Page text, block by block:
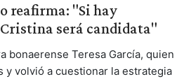
reafirma: "Si hay
será candidata"
bonaerense Teresa García, quien
y volvió a cuestionar la estrategia